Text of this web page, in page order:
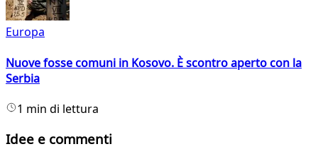
Europa
Nuove fosse comuni in Kosovo. È scontro aperto con la
Serbia
1 min di lettura
Idee e commenti